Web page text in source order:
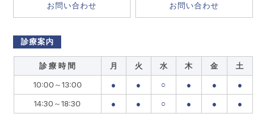
お問い合わせ
お問い合わせ
診療案内
診 療 時 間 月 火 水 木 金
土
10:00～13:00
● ● ○ ● ●
●
14:30～18:30
● ● ○ ● ● ●